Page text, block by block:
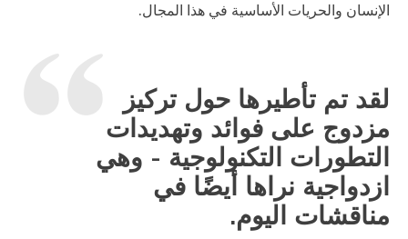
الإنسان والحريات الأساسية في هذا المجال.
لقد تم تأطيرها حول تركيز
مزدوج على فوائد وتهديدات
التطورات التكنولوجية - وهي
ازدواجية نراها أيضًا في
مناقشات اليوم.